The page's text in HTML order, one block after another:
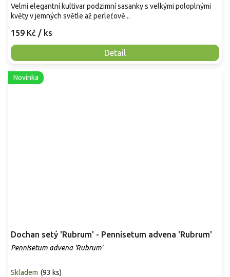
159 Kč / ks
Detail
Velmi elegantní kultivar podzimní sasanky s velkými poloplnými
květy v jemných světle až perleťově...
Novinka
Dochan setý 'Rubrum' - Pennisetum advena 'Rubrum'
Pennisetum advena 'Rubrum'
Skladem (93 ks)